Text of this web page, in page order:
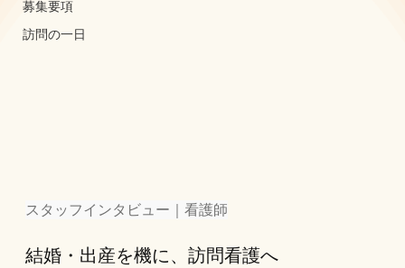
募集要項
訪問の一日
スタッフインタビュー｜看護師
結婚・出産を機に、訪問看護へ